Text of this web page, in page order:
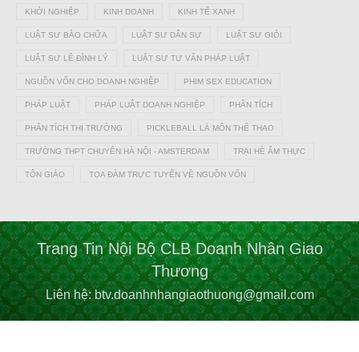
KHỞI NGHIỆP KINH DOANH KINH TẾ XANH
LUẬT SƯ BÀO CHỮA LUẬT SƯ DÂN SỰ LUẬT SƯ GIỎI
LUẬT SƯ LÊ ĐÌNH LÝ LUẬT SƯ TƯ VẤN PHÁP LUẬT
NGUỒN VỐN CHO DOANH NGHIỆP PHIM SEX EDUCATION
PHÁP LUẬT PHÁP LUẬT DOANH NGHIỆP PHÂN TÍCH
PHÂN TÍCH THỊ TRƯỜNG PICKLEBALL LÀ MÔN THỂ THAO
TRƯỜNG THPT CHUYÊN HÀ NỘI - AMSTERDAM TRẠI HÈ ẨM THỰC
TÔN GIÁO TỌA ĐÀM TRỰC TUYẾN VỀ NGUỒN VỐN
Trang Tin Nội Bộ CLB Doanh Nhân Giao
Thương
Liên hệ: btv.doanhnhangiaothuong@gmail.com